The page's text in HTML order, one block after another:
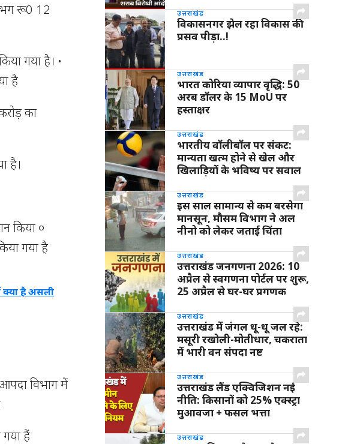
रू0 12
गया है। •
है
का
है।
किया ०
गया है
क्या है असली
विभाग में
हैं
उत्तराखंड
विकासनगर झेल रहा विकास की
प्रसव पीड़ा..!
उत्तराखंड
भारत कोरिया व्यापार वृद्धि: 50
अरब डॉलर के 15 MoU पर
हस्ताक्षर
उत्तराखंड
भारतीय वॉलीबॉल पर संकट:
मान्यता खत्म होने से खेल और
खिलाड़ियों के भविष्य पर सवाल
उत्तराखंड
इस साल सामान्य से कम बरसेगा
मानसून, मौसम विभाग ने अल
नीनो को लेकर जताई चिंता
उत्तराखंड
उत्तराखंड जनगणना 2026: 10
अप्रैल से स्वगणना पोर्टल पर शुरू,
25 अप्रैल से घर-घर प्रगणक
उत्तराखंड
उत्तराखंड में जंगल धू-धू जल रहे:
मसूरी रखोली-मोतीधार, चकराता
में भारी वन संपदा नष्ट
उत्तराखंड
उत्तराखंड लैंड एक्विजिशन नई
नीति: किसानों को 25% एक्स्ट्रा
मुआवजा + फसल भत्ता
उत्तराखंड